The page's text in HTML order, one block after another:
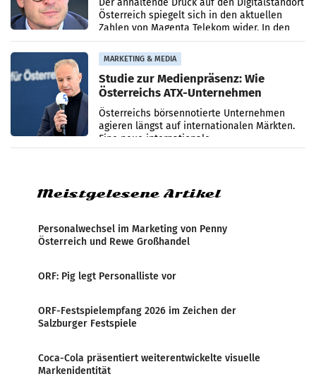
Österreich spiegelt sich in den aktuellen
Zahlen von Magenta Telekom wider. In den
ersten sechs Monaten des laufenden Jahres
verzeichnete
MARKETING & MEDIA
Studie zur Medienpräsenz: Wie
Österreichs ATX-Unternehmen
international wahrgenommen
werden
Österreichs börsennotierte Unternehmen
agieren längst auf internationalen Märkten.
Eine neue internationale
Medienresonanzanalyse untersucht die
Meistgelesene Artikel
Personalwechsel im Marketing von Penny
Österreich und Rewe Großhandel
ORF: Pig legt Personalliste vor
ORF-Festspielempfang 2026 im Zeichen der
Salzburger Festspiele
Coca-Cola präsentiert weiterentwickelte visuelle
Markenidentität